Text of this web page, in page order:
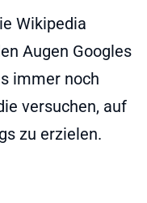
Wikipedia
Augen Googles
immer noch
versuchen, auf
zu erzielen.